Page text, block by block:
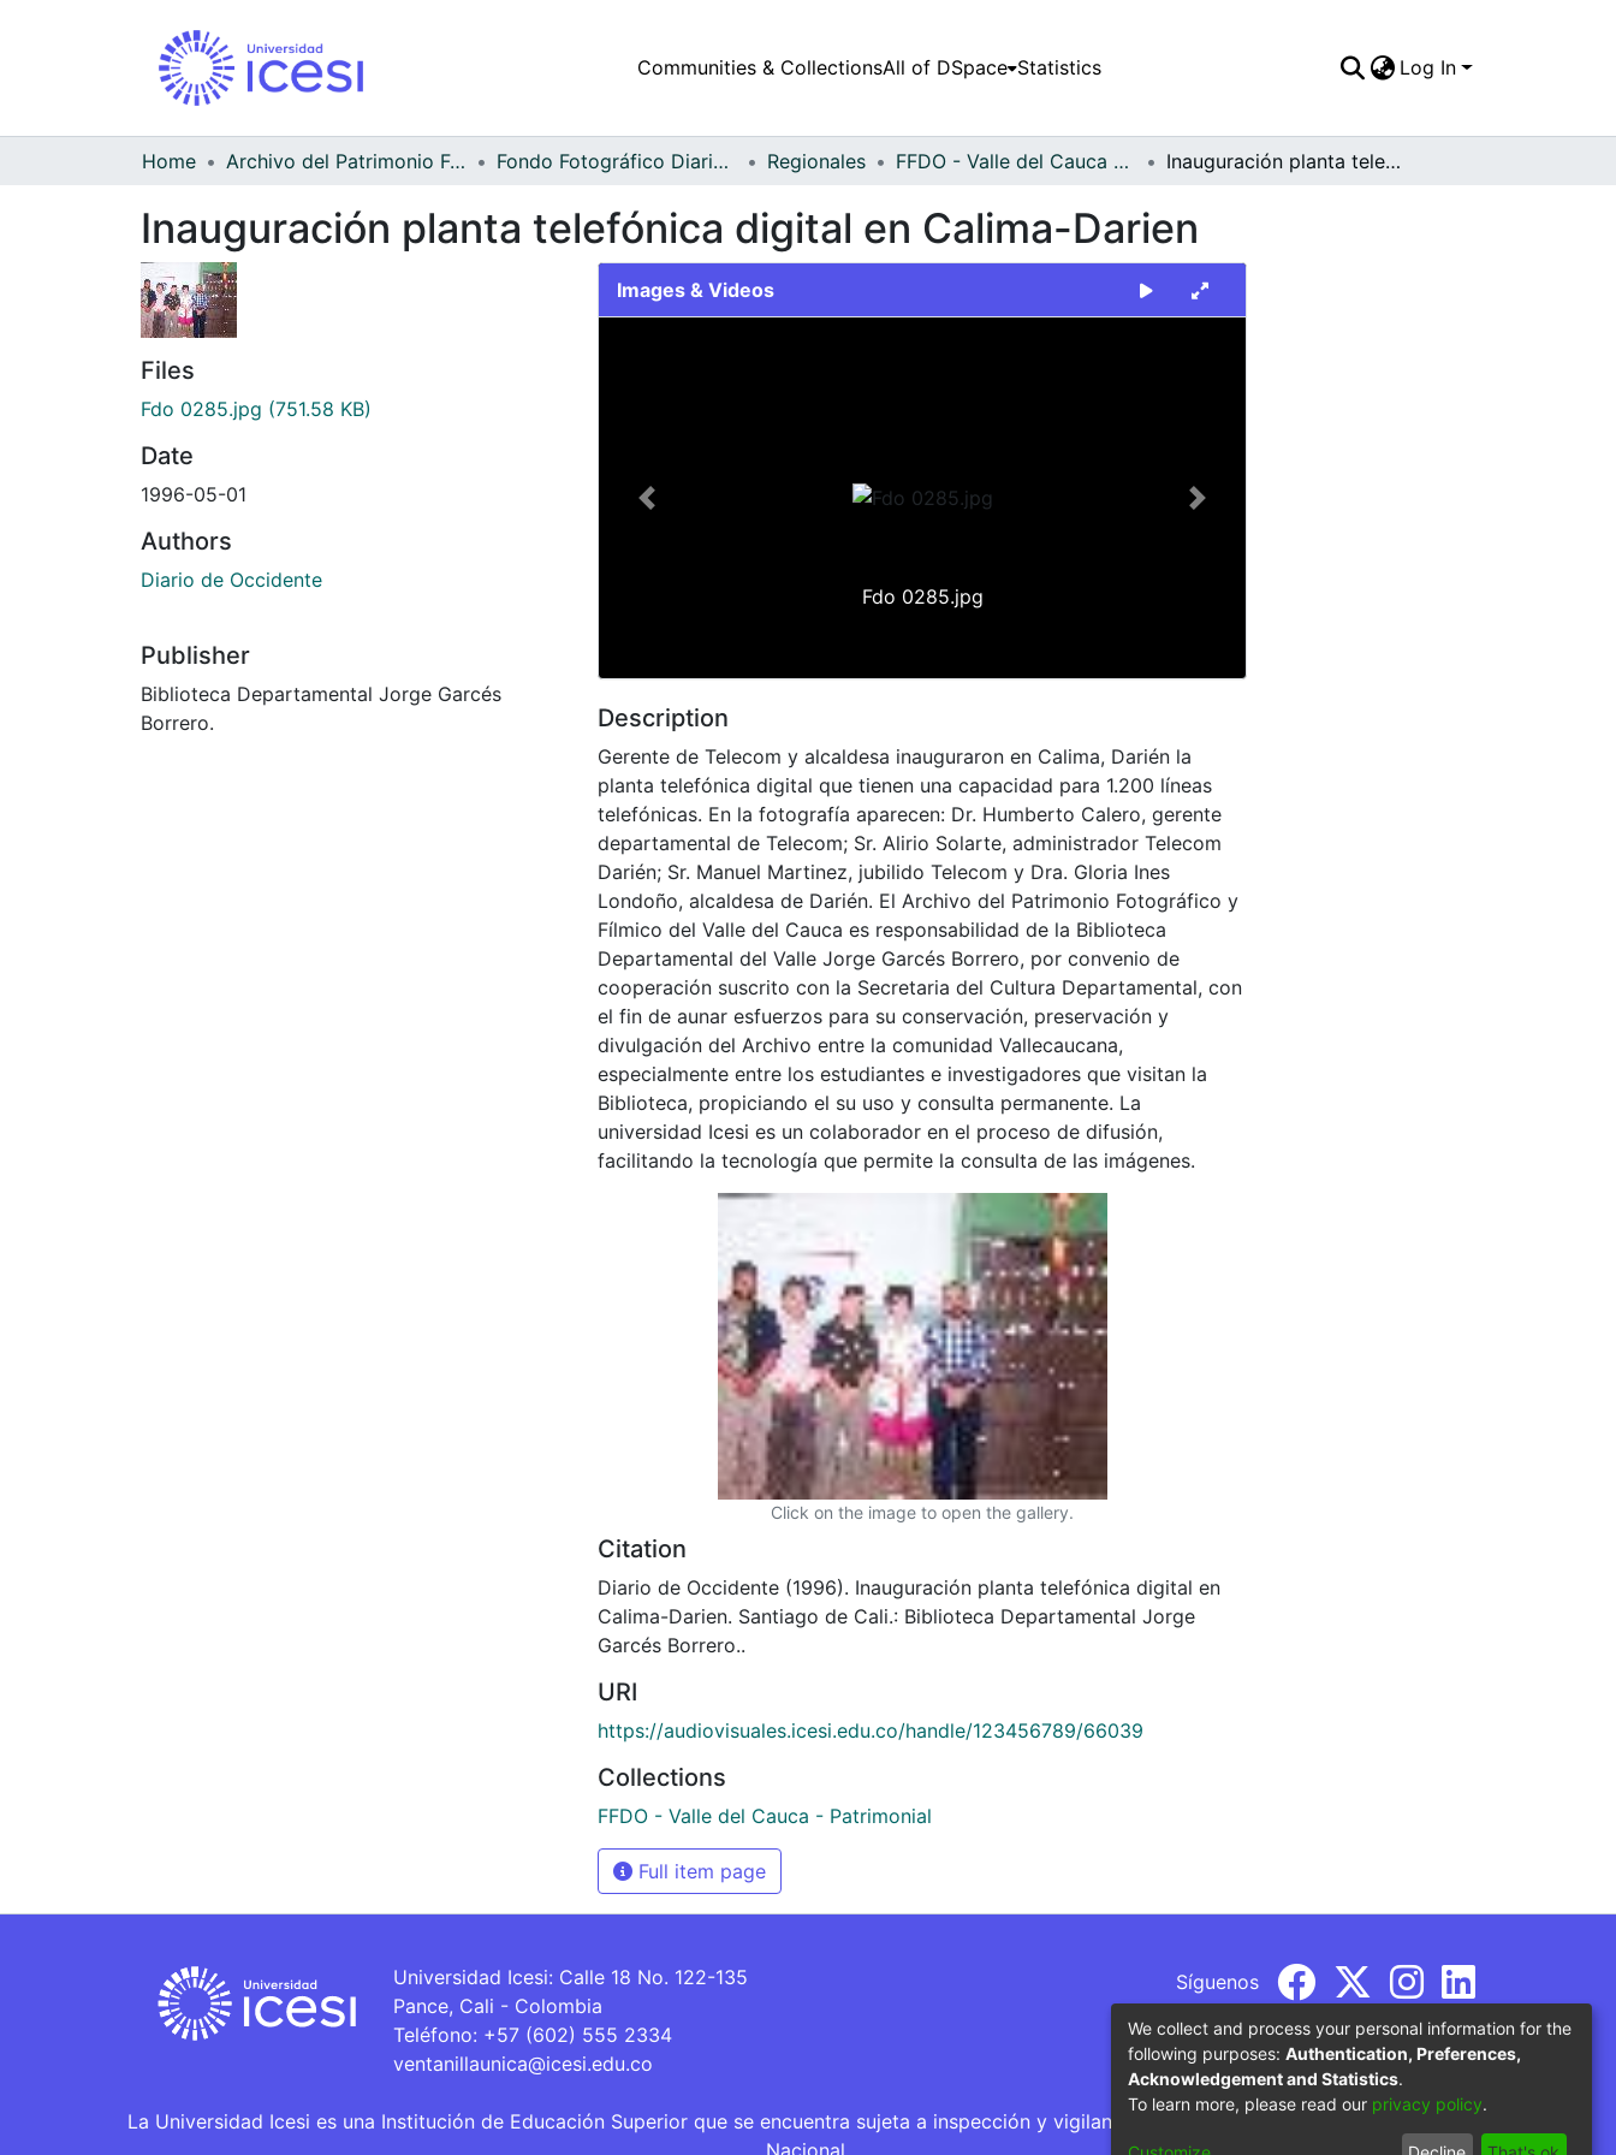
Communities & CollectionsAll of DSpace Statistics Log In
Home Archivo del Patrimonio Fotográfico y Fílmico del Valle del Cauca Fondo Fotográfico Diario Occidente Regionales FFDO - Valle del Cauca - Patrimonial Inauguración planta telefónica digital en Calima-Darien
Inauguración planta telefónica digital en Calima-Darien
Files
Fdo 0285.jpg (751.58 KB)
Date
1996-05-01
Authors
Diario de Occidente
Publisher
Biblioteca Departamental Jorge Garcés
Borrero.
Images & Videos
Fdo 0285.jpg
Previous Next
Description
Gerente de Telecom y alcaldesa inauguraron en Calima, Darién la
planta telefónica digital que tienen una capacidad para 1.200 líneas
telefónicas. En la fotografía aparecen: Dr. Humberto Calero, gerente
departamental de Telecom; Sr. Alirio Solarte, administrador Telecom
Darién; Sr. Manuel Martinez, jubilido Telecom y Dra. Gloria Ines
Londoño, alcaldesa de Darién. El Archivo del Patrimonio Fotográfico y
Fílmico del Valle del Cauca es responsabilidad de la Biblioteca
Departamental del Valle Jorge Garcés Borrero, por convenio de
cooperación suscrito con la Secretaria del Cultura Departamental, con
el fin de aunar esfuerzos para su conservación, preservación y
divulgación del Archivo entre la comunidad Vallecaucana,
especialmente entre los estudiantes e investigadores que visitan la
Biblioteca, propiciando el su uso y consulta permanente. La
universidad Icesi es un colaborador en el proceso de difusión,
facilitando la tecnología que permite la consulta de las imágenes.
Click on the image to open the gallery.
Citation
Diario de Occidente (1996). Inauguración planta telefónica digital en
Calima-Darien. Santiago de Cali.: Biblioteca Departamental Jorge
Garcés Borrero..
URI
https://audiovisuales.icesi.edu.co/handle/123456789/66039
Collections
FFDO - Valle del Cauca - Patrimonial
Full item page
Universidad Icesi: Calle 18 No. 122-135
Pance, Cali - Colombia
Teléfono: +57 (602) 555 2334
ventanillaunica@icesi.edu.co
Síguenos
La Universidad Icesi es una Institución de Educación Superior que se encuentra sujeta a inspección y vigilancia por parte del Ministerio de Educación
Nacional.
We collect and process your personal information for the
following purposes: Authentication, Preferences,
Acknowledgement and Statistics.
To learn more, please read our privacy policy.